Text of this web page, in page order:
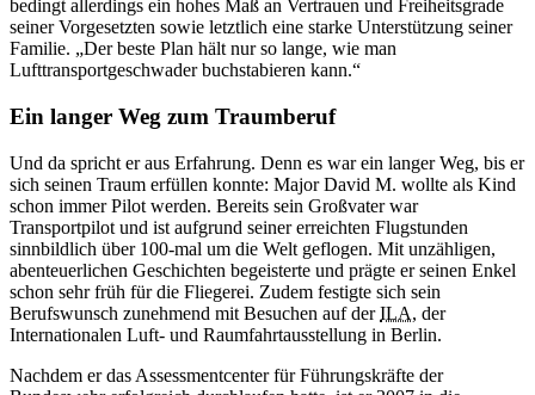
bedingt allerdings ein hohes Maß an Vertrauen und Freiheitsgrade
seiner Vorgesetzten sowie letztlich eine starke Unterstützung seiner
Familie. „Der beste Plan hält nur so lange, wie man
Lufttransportgeschwader buchstabieren kann.“
Ein langer Weg zum Traumberuf
Und da spricht er aus Erfahrung. Denn es war ein langer Weg, bis er
sich seinen Traum erfüllen konnte: Major David M. wollte als Kind
schon immer Pilot werden. Bereits sein Großvater war
Transportpilot und ist aufgrund seiner erreichten Flugstunden
sinnbildlich über 100-mal um die Welt geflogen. Mit unzähligen,
abenteuerlichen Geschichten begeisterte und prägte er seinen Enkel
schon sehr früh für die Fliegerei. Zudem festigte sich sein
Berufswunsch zunehmend mit Besuchen auf derILA, der
Internationalen Luft- und Raumfahrtausstellung in Berlin.
Nachdem er das Assessmentcenter für Führungskräfte der